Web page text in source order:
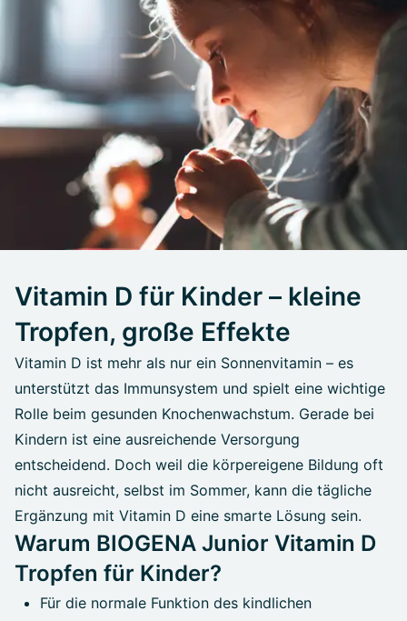
Vitamin D für Kinder – kleine
Tropfen, große Effekte
Vitamin D ist mehr als nur ein Sonnenvitamin – es
unterstützt das Immunsystem und spielt eine wichtige
Rolle beim gesunden Knochenwachstum. Gerade bei
Kindern ist eine ausreichende Versorgung
entscheidend. Doch weil die körpereigene Bildung oft
nicht ausreicht, selbst im Sommer, kann die tägliche
Ergänzung mit Vitamin D eine smarte Lösung sein.
Warum BIOGENA Junior Vitamin D
Tropfen für Kinder?
Für die normale Funktion des kindlichen